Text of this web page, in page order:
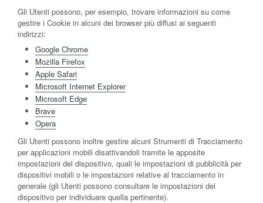
Gli Utenti possono, per esempio, trovare informazioni su come
gestire i Cookie in alcuni dei browser più diffusi ai seguenti
indirizzi:
Google Chrome
Mozilla Firefox
Apple Safari
Microsoft Internet Explorer
Microsoft Edge
Brave
Opera
Gli Utenti possono inoltre gestire alcuni Strumenti di Tracciamento
per applicazioni mobili disattivandoli tramite le apposite
impostazioni del dispositivo, quali le impostazioni di pubblicità per
dispositivi mobili o le impostazioni relative al tracciamento in
generale (gli Utenti possono consultare le impostazioni del
dispositivo per individuare quella pertinente).